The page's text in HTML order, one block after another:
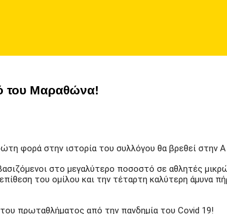
του Μαραθώνα!
φορά στην ιστορία του συλλόγου θα βρεθεί στην
στο μεγαλύτερο ποσοστό σε αθλητές
του ομίλου και την τέταρτη καλύτερη άμυνα
πρωταθλήματος από την πανδημία του Covid 19!